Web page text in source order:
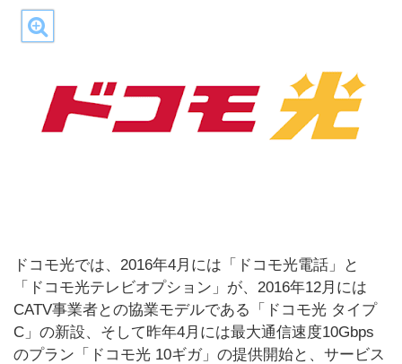
ドコモ光では、2016年4月には「ドコモ光電話」と
「ドコモ光テレビオプション」が、2016年12月には
CATV事業者との協業モデルである「ドコモ光 タイプ
C」の新設、そして昨年4月には最大通信速度10Gbps
のプラン「ドコモ光 10ギガ」の提供開始と、サービス